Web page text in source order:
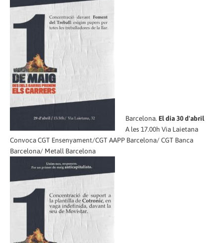
Barcelona. El dia 30 d'abril
A les 17.00h Via Laietana
Convoca CGT Ensenyament/CGT AAPP Barcelona/ CGT Banca
Barcelona/ Metall Barcelona